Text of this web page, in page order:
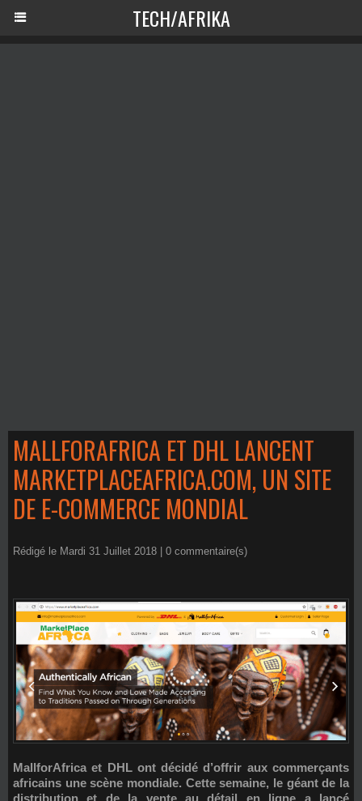
TECH/AFRIKA
MALLFORAFRICA ET DHL LANCENT
MARKETPLACEAFRICA.COM, UN SITE
DE E-COMMERCE MONDIAL
Rédigé le Mardi 31 Juillet 2018 | 0 commentaire(s)
MallforAfrica et DHL ont décidé d’offrir aux commerçants
africains une scène mondiale. Cette semaine, le géant de la